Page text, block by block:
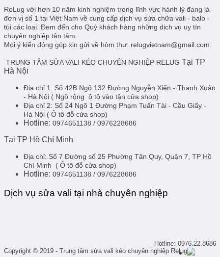
ReLug với hơn 10 năm kinh nghiệm trong lĩnh vực hành lý đang là
đơn vị số 1 tại Việt Nam về cung cấp dịch vụ sửa chữa vali - balo -
túi các loại. Đem đến cho Quý khách hàng những dịch vụ uy tín
chuyên nghiệp tận tâm.
Mọi ý kiến đóng góp xin gửi về hòm thư: relugvietnam@gmail.com
TRUNG TÂM SỬA VALI KÉO CHUYÊN NGHIỆP RELUG Tại TP
Hà Nội
Địa chỉ 1: Số 42B Ngõ 132 Đường Nguyễn Xiển - Thanh Xuân
- Hà Nội ( Ngõ rộng ô tô vào tận cửa shop)
Địa chỉ 2: Số 24 Ngõ 1 Đường Phạm Tuấn Tài - Cầu Giấy -
Hà Nội ( Ô tô đỗ cửa shop)
Hotline: 0974651138 / 0976228686
Tại TP Hồ Chí Minh
Địa chỉ: Số 7 Đường số 25 Phường Tân Quy, Quận 7, TP Hồ
Chí Minh ( Ô tô đỗ cửa shop)
Hotline: 0974651138 / 0976228686
Dịch vụ sửa vali tại nhà chuyên nghiệp
Hotline: 0976.22.8686
Copyright © 2019 - Trung tâm sửa vali kéo chuyên nghiệp Relug